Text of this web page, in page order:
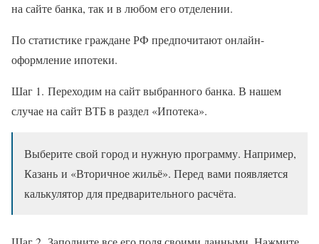
на сайте банка, так и в любом его отделении.
По статистике граждане РФ предпочитают онлайн-
оформление ипотеки.
Шаг 1. Переходим на сайт выбранного банка. В нашем
случае на сайт ВТБ в раздел «Ипотека».
Выберите свой город и нужную программу. Например,
Казань и «Вторичное жильё». Перед вами появляется
калькулятор для предварительного расчёта.